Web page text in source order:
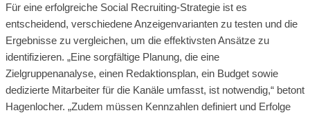
Für eine erfolgreiche Social Recruiting-Strategie ist es
entscheidend, verschiedene Anzeigenvarianten zu testen und die
Ergebnisse zu vergleichen, um die effektivsten Ansätze zu
identifizieren. „Eine sorgfältige Planung, die eine
Zielgruppenanalyse, einen Redaktionsplan, ein Budget sowie
dedizierte Mitarbeiter für die Kanäle umfasst, ist notwendig,“ betont
Hagenlocher. „Zudem müssen Kennzahlen definiert und Erfolge